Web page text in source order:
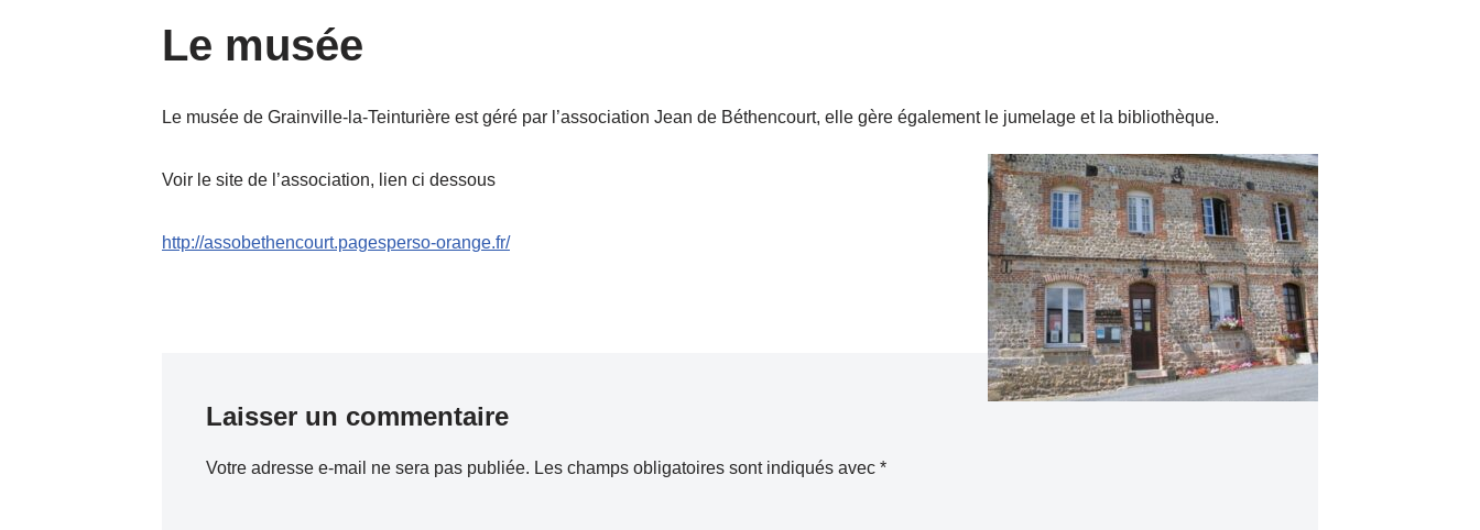
Le musée
Le musée de Grainville-la-Teinturière est géré par l’association Jean de Béthencourt, elle gère également le jumelage et la bibliothèque.
Voir le site de l’association, lien ci dessous
http://assobethencourt.pagesperso-orange.fr/
Laisser un commentaire
Votre adresse e-mail ne sera pas publiée. Les champs obligatoires sont indiqués avec *